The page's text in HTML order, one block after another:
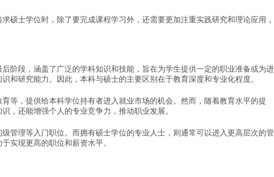
硕士学位时，除了要完成课程学习外，还需要更加注重实践研究和理论应用，
阶段，涵盖了广泛的学科知识和技能，旨在为学生提供一定的职业准备或为进
和研究能力。因此，本科与硕士的主要区别在于教育深度和专业化程度。
等，提供给本科学位持有者进入就业市场的机会。然而，随着教育水平的提
，还能增强个人的专业竞争力，推动职业发展。
管理等入门职位。而拥有硕士学位的专业人士，则通常可以进入更高层次的管
实现更高的职位和薪资水平。